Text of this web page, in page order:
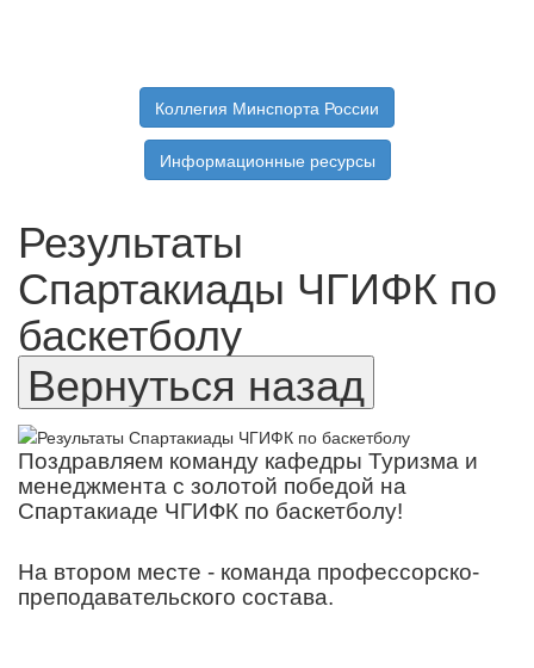
Коллегия Минспорта России
Информационные ресурсы
Результаты
Спартакиады ЧГИФК по
баскетболу
Поздравляем команду кафедры Туризма и
менеджмента с золотой победой на
Спартакиаде ЧГИФК по баскетболу!
На втором месте - команда профессорско-
преподавательского состава.